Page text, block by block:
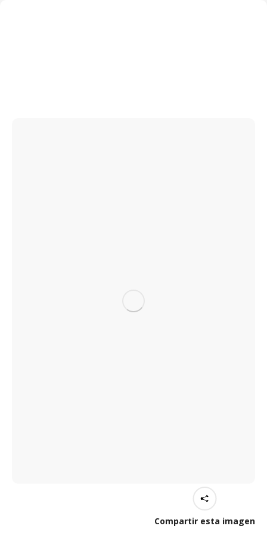
Compartir esta imagen